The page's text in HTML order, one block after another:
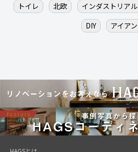
トイレ
北欧 インダストリアル
DIY
アイアン